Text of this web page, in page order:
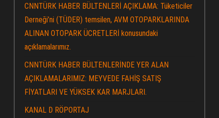
CNNTÜRK HABER BÜLTENLERİ AÇIKLAMA: Tüketiciler
Derneği’ni (TÜDER) temsilen, AVM OTOPARKLARINDA
ALINAN OTOPARK ÜCRETLERİ konusundaki
açıklamalarımız.
CNNTÜRK HABER BÜLTENLERİNDE YER ALAN
AÇIKLAMALARIMIZ: MEYVEDE FAHİŞ SATIŞ
FİYATLARI VE YÜKSEK KAR MARJLARI.
KANAL D RÖPORTAJ